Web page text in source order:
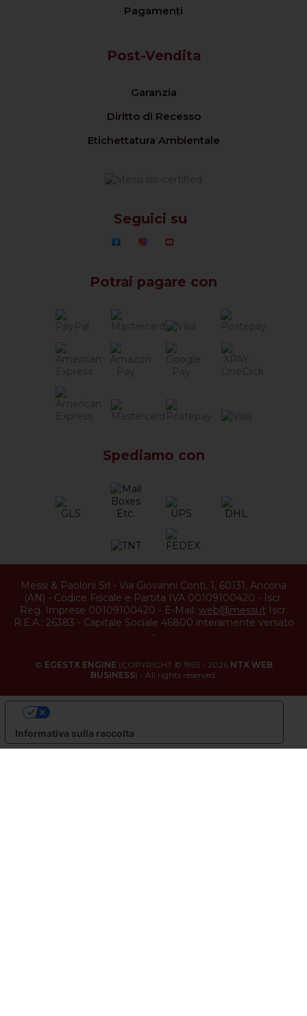
Pagamenti
Post-Vendita
Garanzia
Diritto di Recesso
Etichettatura Ambientale
Seguici su
Potrai pagare con
Spediamo con
Messi & Paoloni Srl - Via Giovanni Conti, 1 , 60131 , Ancona
(AN) - Codice Fiscale e Partita IVA 00109100420 - Iscr.
Reg. Imprese 00109100420 - E-Mail: web@messi.it
Iscr.
R.E.A.: 26383 - Capitale Sociale 46800 interamente versato
-
© EGESTX ENGINE (COPYRIGHT © 1995 - 2026 NTX WEB
BUSINESS) - All rights reserved.
Informativa sulla raccolta